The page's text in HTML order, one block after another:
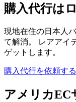
購入代行は
現地在住の日本人
て解消。 レアアイ
ゲットします。
購入代行を依頼する
アメリカEC